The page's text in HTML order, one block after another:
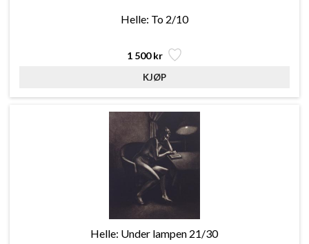
Helle: To 2/10
1 500 kr
Helle: Under lampen 21/30